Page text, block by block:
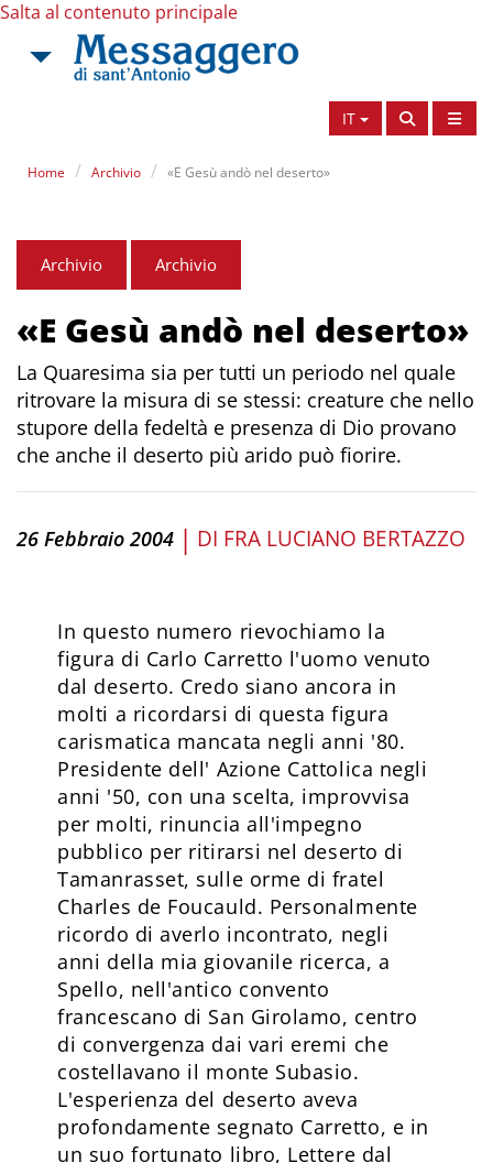
Salta al contenuto principale
IT
Home Archivio «E Gesù andò nel deserto»
Archivio Archivio
«E Gesù andò nel deserto»
La Quaresima sia per tutti un periodo nel quale
ritrovare la misura di se stessi: creature che nello
stupore della fedeltà e presenza di Dio provano
che anche il deserto più arido può fiorire.
26 Febbraio 2004 | DI FRA LUCIANO BERTAZZO
In questo numero rievochiamo la
figura di Carlo Carretto l'uomo venuto
dal deserto. Credo siano ancora in
molti a ricordarsi di questa figura
carismatica mancata negli anni '80.
Presidente dell' Azione Cattolica negli
anni '50, con una scelta, improvvisa
per molti, rinuncia all'impegno
pubblico per ritirarsi nel deserto di
Tamanrasset, sulle orme di fratel
Charles de Foucauld. Personalmente
ricordo di averlo incontrato, negli
anni della mia giovanile ricerca, a
Spello, nell'antico convento
francescano di San Girolamo, centro
di convergenza dai vari eremi che
costellavano il monte Subasio.
L'esperienza del deserto aveva
profondamente segnato Carretto, e in
un suo fortunato libro, Lettere dal